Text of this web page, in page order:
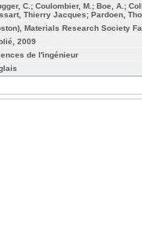
C.; Coulombier, M.; Boe, A.;
Thierry Jacques; Pardoen,
Materials Research Society
2009
de l'ingénieur